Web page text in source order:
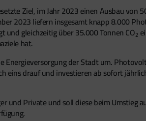
Ziel, im Jahr 2023 einen Ausbau
2023 liefern insgesamt knapp 8.000
gleichzeitig über 35.000 Tonnen CO2
hat.
der Stadt um.
eins drauf und investieren ab sofort
Private und soll diese beim Umstieg